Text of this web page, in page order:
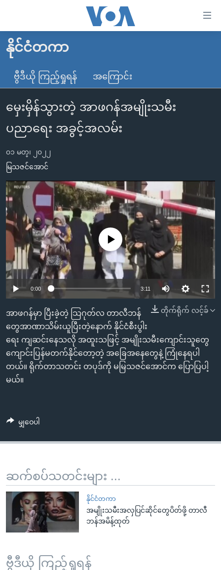
လွယ်ကူ
စေ
သည့်
များ
ပင်မ
သို့
ကျော်
ကြည့်
ရန်
ပင်မ
အ
ညွန်း
စာမျက်နှာ
သို့
ကျော်
ကြည့်
ရှာဖွေ
ရန်
နေရာ
သို့
ကျော်
ရန်
မူလစာမျက်နှာ
မြန်မာ
ကမ္ဘာ့သတင်းများ
နိုင်ငံတကာ
အစ္စရေး-ပါလက်စတိုင်း
ဗွီဒီယို
ရပ်ဝန်းတခု လမ်းတခု အလွန်
အင်္ဂလိပ်စာလေ့လာမယ်
မကြေးမုံရဲ့ အင်္ဂလိပ်စာ
ရုပ်ရှင်ထဲက အင်္ဂလိပ်စာ
သုတပဒေသာ အင်္ဂလိပ်စာ
ရေဒီယို
တီဗွီ
ရေဒီယိုနှင့်ရုပ်သံ အချက်အလက်များ
ရေဒီယို/တီဗွီအစီအစဉ်
Learning English
ဗွီအိုအေ လူမှုကွန်ယက်များ
ဘာသာစကားများ
နိုင်ငံတကာ
ဗွီဒီယို ကြည့်ရှုရန် အကြောင်း
မှေးမှိန်သွားတဲ့ အာဖဂန်အမျိုးသမီး
ပညာရေး အခွင့်အလမ်း
၀၁ မတ္၊ ၂၀၂၂
မြသဇင်အောင်
No media source currently available
0:00 3:11
တိုက်ရိုက် လင့်ခ်
အာဖဂန်မှာ ပြီးခဲ့တဲ့ သြဂုတ်လ တာလီဘန်
တွေအာဏာသိမ်းယူပြီးတဲ့နောက် နိုင်ငံစီးပွါး
ရေး ကျဆင်းနေသလို အထူးသဖြင့် အမျိုးသမီးကျောင်းသူတွေ
ကျောင်းပြန်မတက်နိုင်တော့တဲ့ အခြေအနေတွေနဲ့ ကြုံနေရပါ
တယ်။ ရိုက်တာသတင်း တပုဒ်ကို မမြသဇင်အောင်က ပြောပြပါ့
မယ်။
မျှဝေပါ
ဆက်စပ်သတင်းများ ...
နိုင်ငံတကာ
အမျိုးသမီးအလှပြင်ဆိုင်တွေပိတ်ဖို့ တာလီ
ဘန်အမိန့်ထုတ်
ဗွီဒီယို ကြည့်ရှုရန်